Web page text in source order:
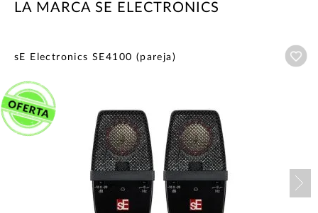
LA MARCA SE ELECTRONICS
sE Electronics SE4100 (pareja)